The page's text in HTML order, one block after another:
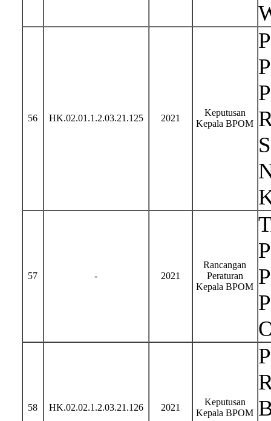
56 HK.02.01.1.2.03.21.125 2021
Keputusan
Kepala BPOM
57 - 2021
Rancangan
Peraturan
Kepala BPOM
58 HK.02.02.1.2.03.21.126 2021
Keputusan
Kepala BPOM